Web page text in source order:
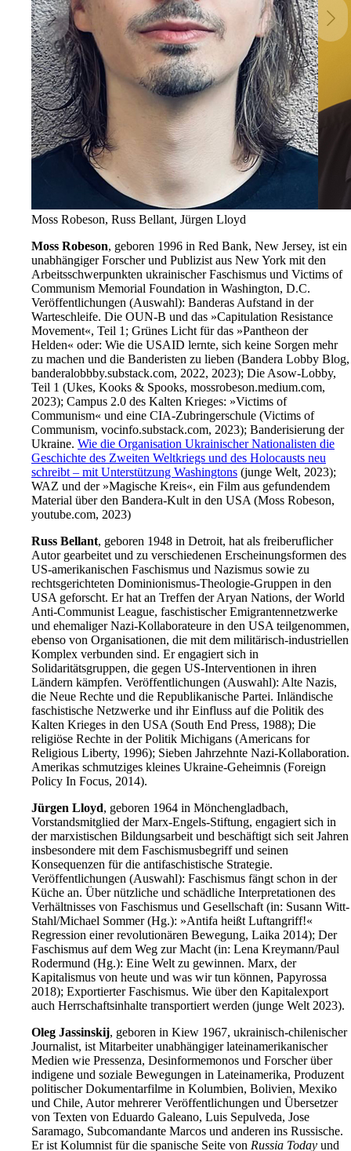
Moss Robeson, Russ Bellant, Jürgen Lloyd
Moss Robeson, geboren 1996 in Red Bank, New Jersey, ist ein
unabhängiger Forscher und Publizist aus New York mit den
Arbeitsschwerpunkten ukrainischer Faschismus und Victims of
Communism Memorial Foundation in Washington, D.C.
Veröffentlichungen (Auswahl): Banderas Aufstand in der
Warteschleife. Die OUN-B und das »Capitulation Resistance
Movement«, Teil 1; Grünes Licht für das »Pantheon der
Helden« oder: Wie die USAID lernte, sich keine Sorgen mehr
zu machen und die Banderisten zu lieben (Bandera Lobby Blog,
banderalobbby.substack.com, 2022, 2023); Die Asow-Lobby,
Teil 1 (Ukes, Kooks & Spooks, mossrobeson.medium.com,
2023); Campus 2.0 des Kalten Krieges: »Victims of
Communism« und eine CIA-Zubringerschule (Victims of
Communism, vocinfo.substack.com, 2023); Banderisierung der
Ukraine. Wie die Organisation Ukrainischer Nationalisten die
Geschichte des Zweiten Weltkriegs und des Holocausts neu
schreibt – mit Unterstützung Washingtons (junge Welt, 2023);
WAZ und der »Magische Kreis«, ein Film aus gefundendem
Material über den Bandera-Kult in den USA (Moss Robeson,
youtube.com, 2023)
Russ Bellant, geboren 1948 in Detroit, hat als freiberuflicher
Autor gearbeitet und zu verschiedenen Erscheinungsformen des
US-amerikanischen Faschismus und Nazismus sowie zu
rechtsgerichteten Dominionismus-Theologie-Gruppen in den
USA geforscht. Er hat an Treffen der Aryan Nations, der World
Anti-Communist League, faschistischer Emigrantennetzwerke
und ehemaliger Nazi-Kollaborateure in den USA teilgenommen,
ebenso von Organisationen, die mit dem militärisch-industriellen
Komplex verbunden sind. Er engagiert sich in
Solidaritätsgruppen, die gegen US-Interventionen in ihren
Ländern kämpfen. Veröffentlichungen (Auswahl): Alte Nazis,
die Neue Rechte und die Republikanische Partei. Inländische
faschistische Netzwerke und ihr Einfluss auf die Politik des
Kalten Krieges in den USA (South End Press, 1988); Die
religiöse Rechte in der Politik Michigans (Americans for
Religious Liberty, 1996); Sieben Jahrzehnte Nazi-Kollaboration.
Amerikas schmutziges kleines Ukraine-Geheimnis (Foreign
Policy In Focus, 2014).
Jürgen Lloyd, geboren 1964 in Mönchengladbach,
Vorstandsmitglied der Marx-Engels-Stiftung, engagiert sich in
der marxistischen Bildungsarbeit und beschäftigt sich seit Jahren
insbesondere mit dem Faschismusbegriff und seinen
Konsequenzen für die antifaschistische Strategie.
Veröffentlichungen (Auswahl): Faschismus fängt schon in der
Küche an. Über nützliche und schädliche Interpretationen des
Verhältnisses von Faschismus und Gesellschaft (in: Susann Witt-
Stahl/Michael Sommer (Hg.): »Antifa heißt Luftangriff!«
Regression einer revolutionären Bewegung, Laika 2014); Der
Faschismus auf dem Weg zur Macht (in: Lena Kreymann/Paul
Rodermund (Hg.): Eine Welt zu gewinnen. Marx, der
Kapitalismus von heute und was wir tun können, Papyrossa
2018); Exportierter Faschismus. Wie über den Kapitalexport
auch Herrschaftsinhalte transportiert werden (junge Welt 2023).
Oleg Jassinskij, geboren in Kiew 1967, ukrainisch-chilenischer
Journalist, ist Mitarbeiter unabhängiger lateinamerikanischer
Medien wie Pressenza, Desinformemonos und Forscher über
indigene und soziale Bewegungen in Lateinamerika, Produzent
politischer Dokumentarfilme in Kolumbien, Bolivien, Mexiko
und Chile, Autor mehrerer Veröffentlichungen und Übersetzer
von Texten von Eduardo Galeano, Luis Sepulveda, Jose
Saramago, Subcomandante Marcos und anderen ins Russische.
Er ist Kolumnist für die spanische Seite von Russia Today und